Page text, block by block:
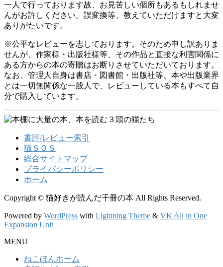
一人で行っております故、お見苦しい個所もあるもしれませ
んがお許しください。誤変換等、教えていただけますと大変
ありがたいです。
※公平なレビューを志しております。そのため申し訳ありま
せんが、作家様・出版社様等、その作品と直接な利害関係に
ある方からの本の寄贈はお断りさせていただいております。
なお、管理人自身は書店・図書館・出版社等、本や出版業界
とは一切無関係な一般人で、レビューしている本もすべて自
分で購入しています。
書評/レビュー索引
猫ＳＯＳ
総合サイトマップ
プライバシーポリシー
ホーム
Copyright © 猫好きが読んだ千冊の本 All Rights Reserved.
Powered by WordPress with Lightning Theme & VK All in One
Expansion Unit
MENU
ねこほんホーム